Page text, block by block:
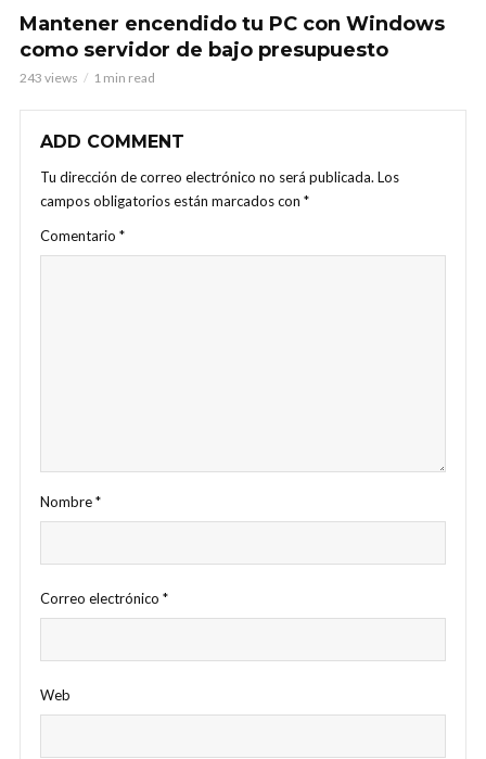
Mantener encendido tu PC con Windows
como servidor de bajo presupuesto
243 views 1 min read
ADD COMMENT
Tu dirección de correo electrónico no será publicada. Los
campos obligatorios están marcados con *
Comentario *
Nombre*
Correo electrónico *
Web